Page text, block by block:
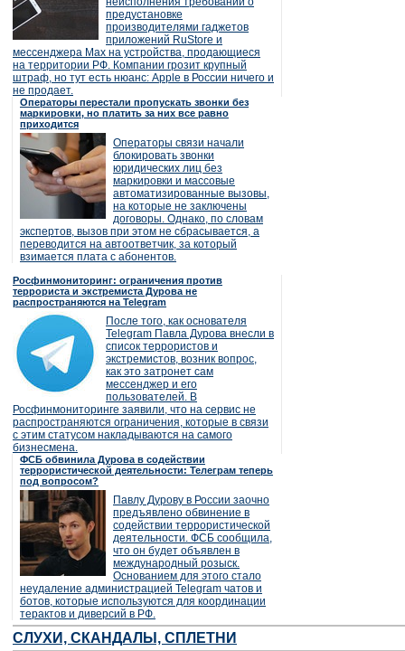
предустановке
производителями гаджетов
приложений RuStore и
мессенджера Max на устройства, продающиеся
на территории РФ. Компании грозит крупный
штраф, но тут есть нюанс: Apple в России ничего и
не продает.
Операторы перестали пропускать звонки без
маркировки, но платить за них все равно
приходится
Операторы связи начали
блокировать звонки
юридических лиц без
маркировки и массовые
автоматизированные вызовы,
на которые не заключены
договоры. Однако, по словам
экспертов, вызов при этом не сбрасывается, а
переводится на автоответчик, за который
взимается плата с абонентов.
Росфинмониторинг: ограничения против
террориста и экстремиста Дурова не
распространяются на Telegram
После того, как основателя
Telegram Павла Дурова внесли в
список террористов и
экстремистов, возник вопрос,
как это затронет сам
мессенджер и его
пользователей. В
Росфинмониторинге заявили, что на сервис не
распространяются ограничения, которые в связи
с этим статусом накладываются на самого
бизнесмена.
ФСБ обвинила Дурова в содействии
террористической деятельности: Телеграм теперь
под вопросом?
Павлу Дурову в России заочно
предъявлено обвинение в
содействии террористической
деятельности. ФСБ сообщила,
что он будет объявлен в
международный розыск.
Основанием для этого стало
неудаление администрацией Telegram чатов и
ботов, которые используются для координации
терактов и диверсий в РФ.
СЛУХИ, СКАНДАЛЫ, СПЛЕТНИ